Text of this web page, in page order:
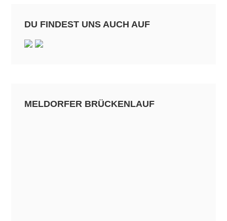
DU FINDEST UNS AUCH AUF
MELDORFER BRÜCKENLAUF